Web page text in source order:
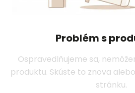
Problém s
Ospravedlňujeme sa,
produktu. Skúste to znova
stránku.